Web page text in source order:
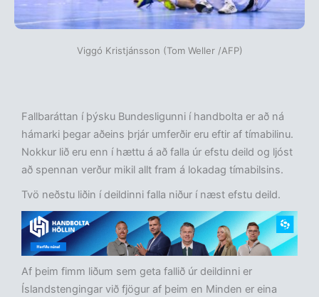
Viggó Kristjánsson (Tom Weller /AFP)
Fallbaráttan í þýsku Bundesligunni í handbolta er að ná
hámarki þegar aðeins þrjár umferðir eru eftir af tímabilinu.
Nokkur lið eru enn í hættu á að falla úr efstu deild og ljóst
að spennan verður mikil allt fram á lokadag tímabilsins.
Tvö neðstu liðin í deildinni falla niður í næst efstu deild.
Af þeim fimm liðum sem geta fallið úr deildinni er
Íslandstengingar við fjögur af þeim en Minden er eina